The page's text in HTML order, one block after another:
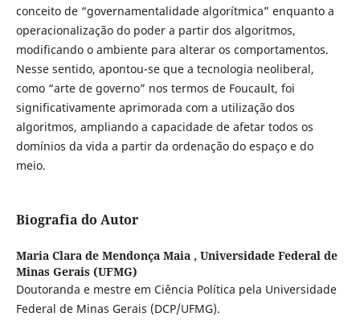
conceito de “governamentalidade algorítmica” enquanto a
operacionalização do poder a partir dos algoritmos,
modificando o ambiente para alterar os comportamentos.
Nesse sentido, apontou-se que a tecnologia neoliberal,
como “arte de governo” nos termos de Foucault, foi
significativamente aprimorada com a utilização dos
algoritmos, ampliando a capacidade de afetar todos os
domínios da vida a partir da ordenação do espaço e do
meio.
Biografia do Autor
Maria Clara de Mendonça Maia , Universidade Federal de
Minas Gerais (UFMG)
Doutoranda e mestre em Ciência Política pela Universidade
Federal de Minas Gerais (DCP/UFMG).